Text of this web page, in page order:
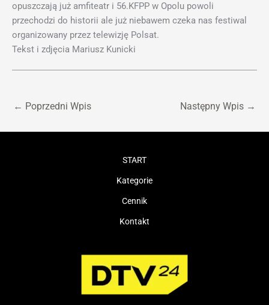
opuszczają już amfiteatr i 56.KFPP w Opolu powoli
przechodzi do historii ale już niebawem czeka nas festiwal
organizowany przez telewizję Polsat.
Tekst i zdjęcia Mariusz Kunicki
← Poprzedni Wpis Następny Wpis →
START
Kategorie
Cennik
Kontakt